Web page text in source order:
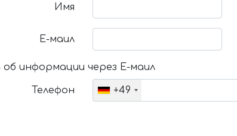
Имя
Е-маил
информации через Е-маил
Телефон +49